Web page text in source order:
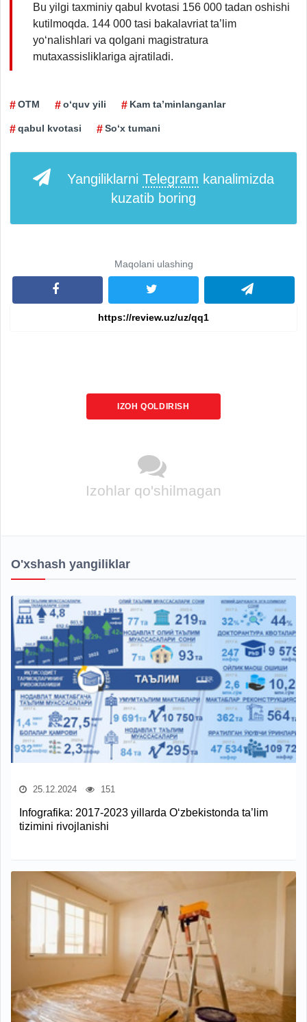
Bu yilgi taxminiy qabul kvotasi 156 000 tadan oshishi
kutilmoqda. 144 000 tasi bakalavriat ta’lim
yo‘nalishlari va qolgani magistratura
mutaxassisliklariga ajratiladi.
OTM o‘quv yili Kam ta’minlanganlar
qabul kvotasi So‘x tumani
Yangiliklarni Telegram kanalimizda
kuzatib boring
Maqolani ulashing
IZOH QOLDIRISH
Izohlar qo'shilmagan
O'xshash yangiliklar
25.12.2024 151
Infografika: 2017-2023 yillarda O‘zbekistonda ta’lim
tizimini rivojlanishi